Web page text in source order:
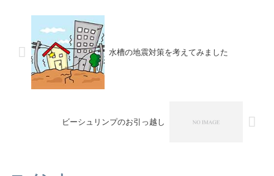
水槽の地震対策を考えてみました
ビーシュリンプのお引っ越し